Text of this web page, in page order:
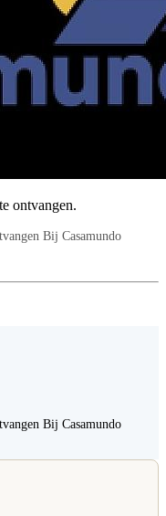
ontvangen.
Bij Casamundo
Bij Casamundo